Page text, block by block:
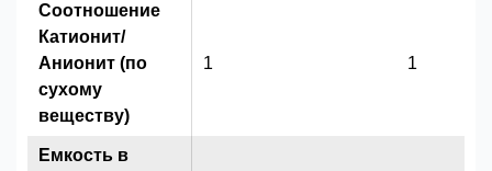
1 1
Соотношение
Катионит/
Анионит (по
сухому
веществу)
Емкость в